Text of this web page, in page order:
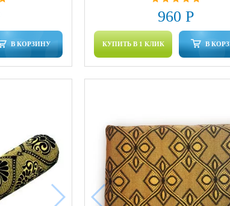
В КОРЗИНУ
960 Р
КУПИТЬ В 1 КЛИК В